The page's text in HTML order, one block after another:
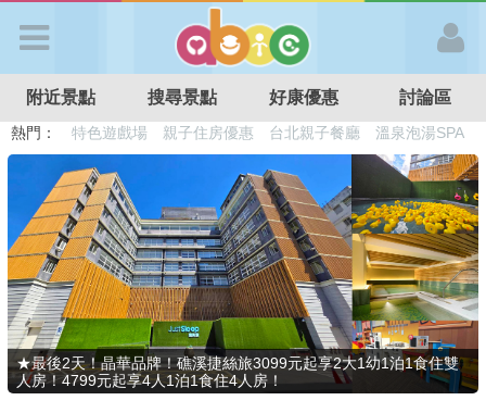
APP登入
首 頁
搜尋景點
好康優惠
最新消息
附近景點 搜尋景點 好康優惠 討論區
熱門： 溜滑梯民宿 觀光工廠 DIY摘果
日本親子景點
特色遊戲場
親子住房優惠 台北親子餐廳 溫泉泡湯SPA
★最後2天！晶華品牌！礁溪捷絲旅3099元起享2大1幼1泊1食住雙
人房！4799元起享4人1泊1食住4人房！